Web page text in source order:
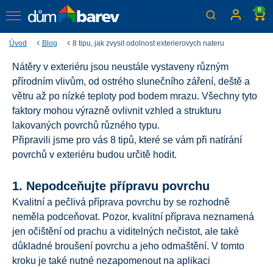
0
Úvod Blog 8 tipu, jak zvysit odolnost exterierovych nateru
8 tipů, jak zvýšit odolnost
exteriérových nátěrů
Jak prodloužit životnost vnějším nátěrům? Čtěte dál a
zjistěte více!
Nátěry v exteriéru jsou neustále vystaveny různým
přírodním vlivům, od ostrého slunečního záření, deště a
větru až po nízké teploty pod bodem mrazu. Všechny tyto
faktory mohou výrazně ovlivnit vzhled a strukturu
lakovaných povrchů různého typu.
Připravili jsme pro vás 8 tipů, které se vám při natírání
povrchů v exteriéru budou určitě hodit.
1. Nepodceňujte přípravu povrchu
Kvalitní a pečlivá příprava povrchu by se rozhodně
neměla podceňovat. Pozor, kvalitní příprava neznamená
jen očištění od prachu a viditelných nečistot, ale také
důkladné broušení povrchu a jeho odmaštění. V tomto
kroku je také nutné nezapomenout na aplikaci